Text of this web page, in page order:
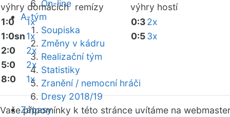
On-line
A-tým
Soupiska
Změny v kádru
Realizační tým
Statistiky
Zranění / nemocní hráči
Dresy 2018/19
Zápasy
výhry domácích remízy výhry hostí
1:0
1x
1:0sn1x
2:0
2x
5:0
2x
8:0
1x
0:32x
0:53x
Vaše připomínky k této stránce uvítáme na webmaster